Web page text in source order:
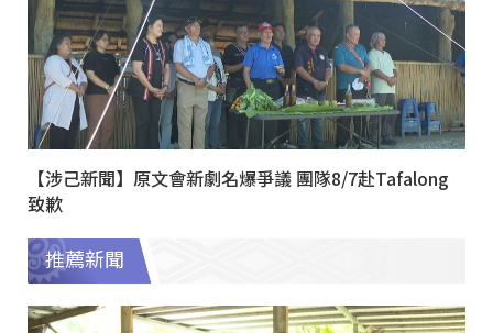
【涉己新聞】原文會新劇名爆爭議 團隊8/7赴Tafalong
致歉
推薦新聞